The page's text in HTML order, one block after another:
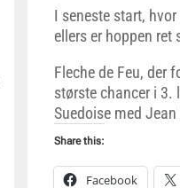
I seneste start,
ellers er hoppen ret
Fleche de Feu, der
største chancer i 3.
Suedoise med
Share this:
Facebook